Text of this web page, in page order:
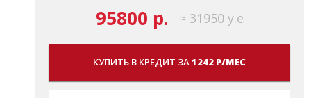
95800 р. ≈ 31950 у.е
КУПИТЬ В КРЕДИТ ЗА1242 Р/МЕС